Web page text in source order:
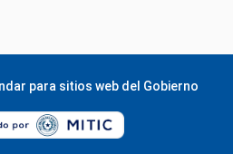
para sitios web del Gobierno